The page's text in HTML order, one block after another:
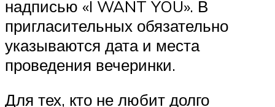
надписью «I WANT YOU». В
пригласительных обязательно
указываются дата и места
проведения вечеринки.
Для тех, кто не любит долго